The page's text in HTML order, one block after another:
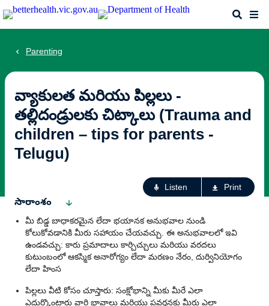
Skip
to
Search
Parenting
వ్యాకులత మరియు పిల్లలు -
తల్లిదండ్రులకు చిట్కాలు (Trauma and
children – tips for parents -
Telugu)
Listen Print
సారాంశం
మీ బిడ్డ బాధాకరమైన లేదా భయానక అనుభవాల నుండి
కోలుకోవడానికి మీరు సహాయం చేయవచ్చు. ఈ అనుభవాలలో ఇవి
ఉండవచ్చు: కారు ప్రమాదాలు కార్చిచ్చులు మరియు వరదలు
కుటుంబంలో ఆకస్మిక అనారోగ్యం లేదా మరణం నేరం, దుర్వినియోగం
లేదా హింస
పిల్లలు వీటి కోసం చూస్తారు: సంక్షోభాన్ని మీకు మీరే ఎలా
ఎదుర్కొంటారు వారి భావాలు మరియు ప్రవర్తనకు మీరు ఎలా